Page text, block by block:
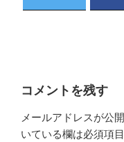
コメントを残す
メールアドレスが公
いている欄は必須項